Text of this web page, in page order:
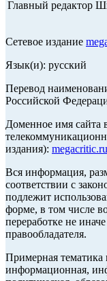
Главный редактор
Сетевое издание
Язык(и): русский
Перевод
Российской
Доменное имя
издания): megacritic.ru
Вся информация,
соответствии с
подлежит
форме, в том числе
переработке не
правообладателя.
Примерная тематика
информационная,